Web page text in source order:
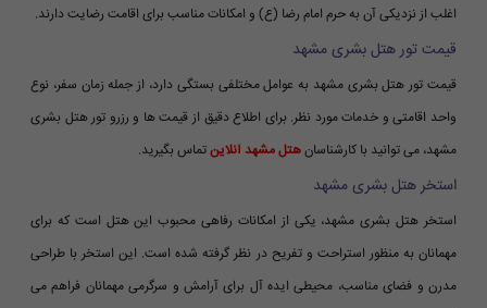
اغلب از نزدیکی آن به حرم امام رضا (ع) و امکانات مناسب برای اقامت رضایت دارند.
قیمت تور هتل بشری مشهد
قیمت تور هتل بشری مشهد به عوامل مختلفی بستگی دارد، از جمله زمان سفر، نوع
واحد اقامتی و خدمات مورد نظر. برای اطلاع دقیق از قیمت ها و رزرو تور هتل بشری
مشهد، می توانید با کارشناسانهتل مشهد آنلاینتماس بگیرید.
استخر هتل بشری مشهد
استخر هتل بشری مشهد، یکی از امکانات رفاهی محبوب این هتل است که برای
مهمانان به منظور استراحت و تفریح در نظر گرفته شده است. این استخر با طراحی
مدرن و فضای مناسب، محیطی ایده آل برای آرامش و سرگرمی مهمانان فراهم می